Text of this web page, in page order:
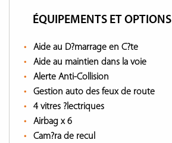
ÉQUIPEMENTS ET OPTIONS
Aide au D?marrage en C?te
Aide au maintien dans la voie
Alerte Anti-Collision
Gestion auto des feux de route
4 vitres ?lectriques
Airbag x 6
Cam?ra de recul